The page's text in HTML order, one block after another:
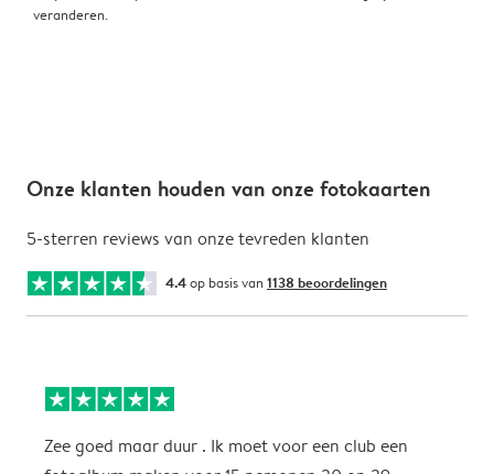
veranderen.
Onze klanten houden van onze fotokaarten
5-sterren reviews van onze tevreden klanten
4.4op basis van 1138 beoordelingen
Zee goed maar duur . Ik moet voor een club een